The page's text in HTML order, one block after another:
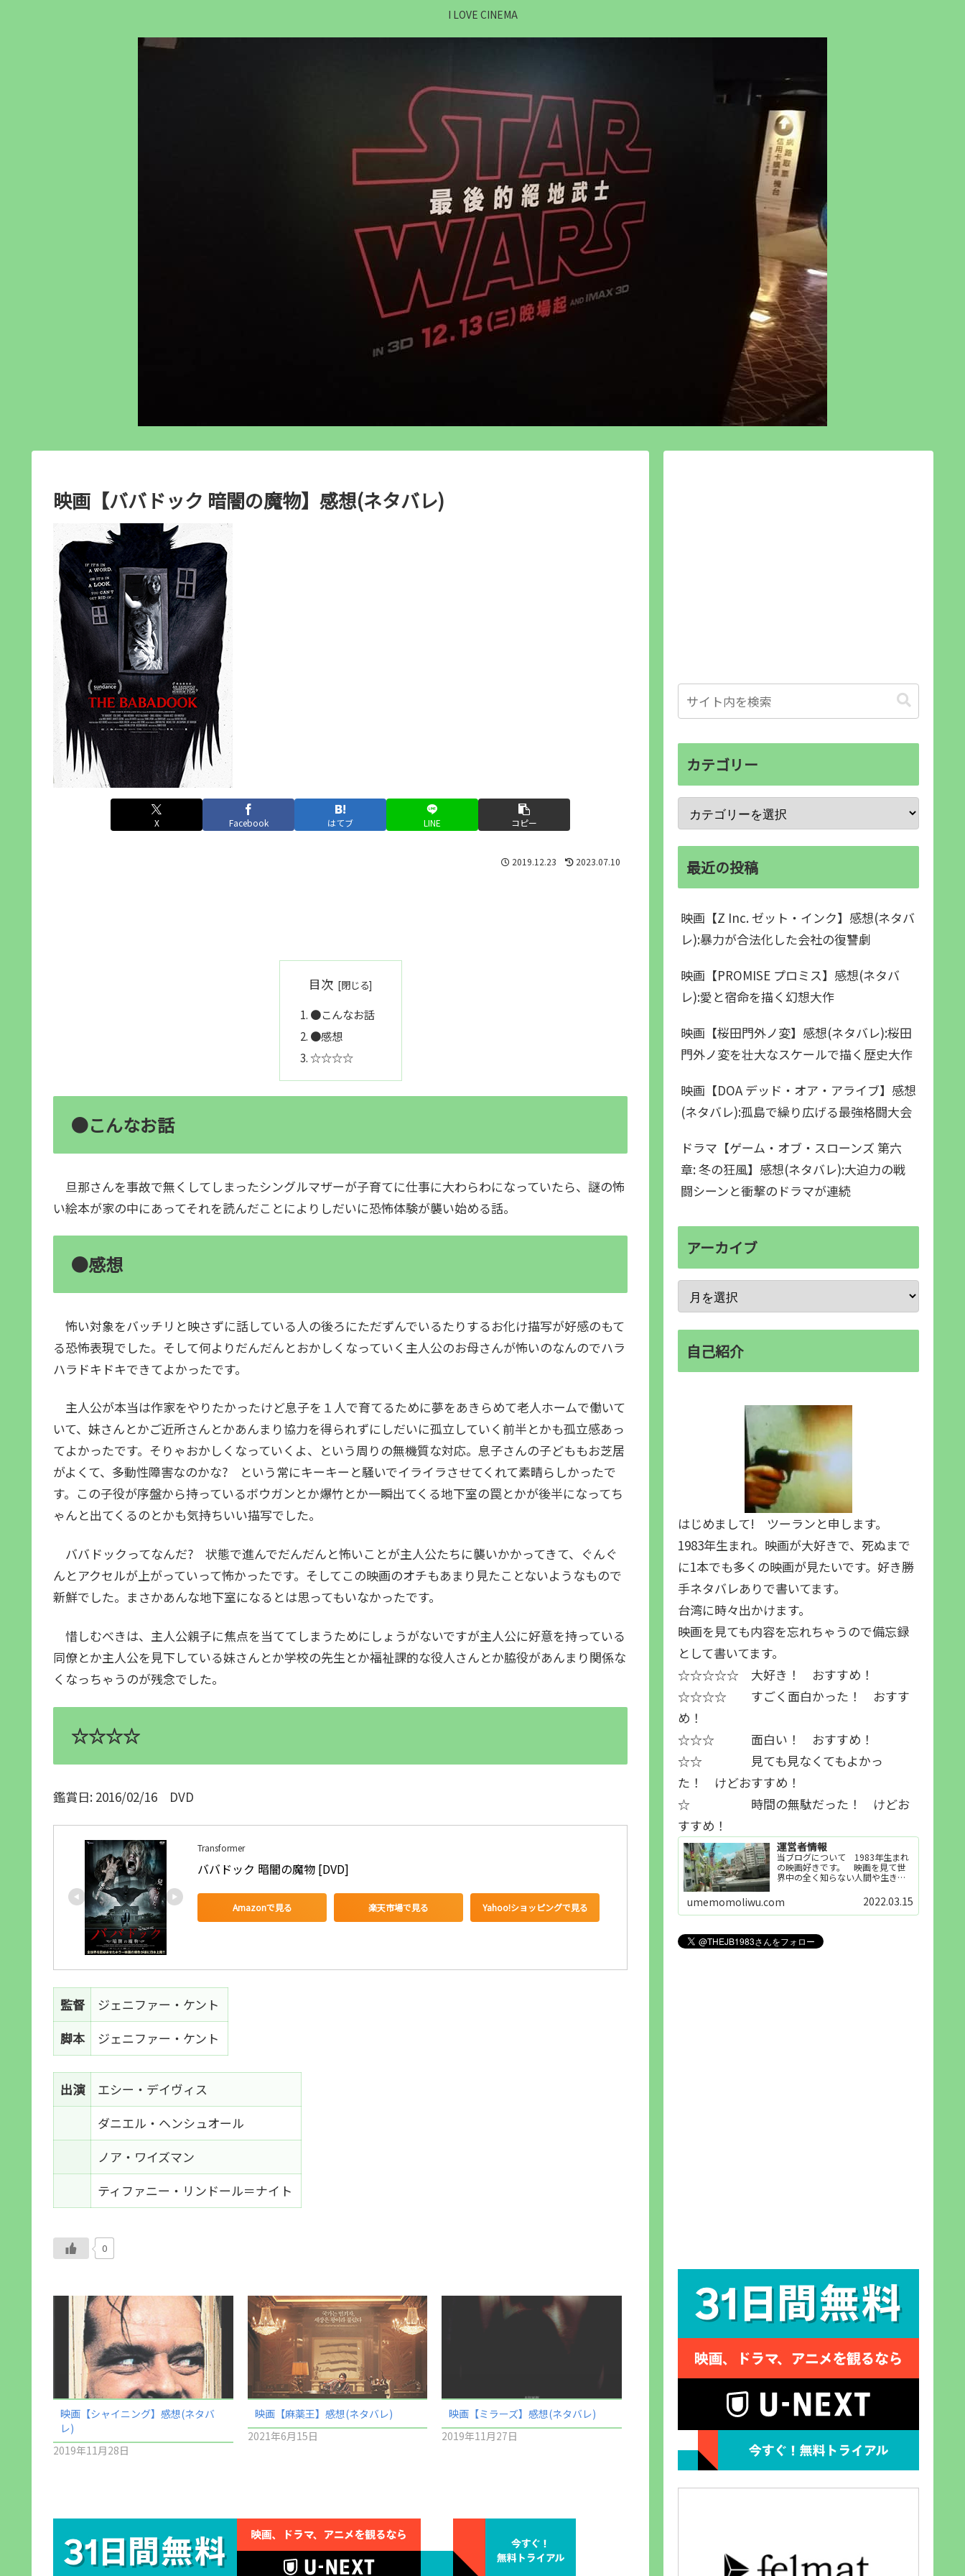
I LOVE CINEMA
映画【ババドック 暗闇の魔物】感想(ネタバレ)
X Facebook はてブ LINE コピー
2019.12.23 2023.07.10
目次
●こんなお話
●感想
☆☆☆☆
●こんなお話
旦那さんを事故で無くしてしまったシングルマザーが子育てに仕事に大わらわになっていたら、謎の怖
い絵本が家の中にあってそれを読んだことによりしだいに恐怖体験が襲い始める話。
●感想
怖い対象をバッチリと映さずに話している人の後ろにただずんでいるたりするお化け描写が好感のもて
る恐怖表現でした。そして何よりだんだんとおかしくなっていく主人公のお母さんが怖いのなんのでハラ
ハラドキドキできてよかったです。
主人公が本当は作家をやりたかったけど息子を１人で育てるために夢をあきらめて老人ホームで働いて
いて、妹さんとかご近所さんとかあんまり協力を得られずにしだいに孤立していく前半とかも孤立感あっ
てよかったです。そりゃおかしくなっていくよ、という周りの無機質な対応。息子さんの子どももお芝居
がよくて、多動性障害なのかな? という常にキーキーと騒いでイライラさせてくれて素晴らしかったで
す。この子役が序盤から持っているボウガンとか爆竹とか一瞬出てくる地下室の罠とかが後半になってち
ゃんと出てくるのとかも気持ちいい描写でした。
ババドックってなんだ? 状態で進んでだんだんと怖いことが主人公たちに襲いかかってきて、ぐんぐ
んとアクセルが上がっていって怖かったです。そしてこの映画のオチもあまり見たことないようなもので
新鮮でした。まさかあんな地下室になるとは思ってもいなかったです。
惜しむべきは、主人公親子に焦点を当ててしまうためにしょうがないですが主人公に好意を持っている
同僚とか主人公を見下している妹さんとか学校の先生とか福祉課的な役人さんとか脇役があんまり関係な
くなっちゃうのが残念でした。
☆☆☆☆
鑑賞日: 2016/02/16 DVD
Transformer
ババドック 暗闇の魔物 [DVD]
Amazonで見る 楽天市場で見る Yahoo!ショッピングで見る
監督
ジェニファー・ケント
脚本
ジェニファー・ケント
出演
エシー・デイヴィス
ダニエル・ヘンシュオール
ノア・ワイズマン
ティファニー・リンドール＝ナイト
0
映画【シャイニング】感想(ネタバ
レ)
2019年11月28日
映画【麻薬王】感想(ネタバレ)
2021年6月15日
映画【ミラーズ】感想(ネタバレ)
2019年11月27日
カテゴリー
最近の投稿
映画【Z Inc. ゼット・インク】感想(ネタバ
レ):暴力が合法化した会社の復讐劇
映画【PROMISE プロミス】感想(ネタバ
レ):愛と宿命を描く幻想大作
映画【桜田門外ノ変】感想(ネタバレ):桜田
門外ノ変を壮大なスケールで描く歴史大作
映画【DOA デッド・オア・アライブ】感想
(ネタバレ):孤島で繰り広げる最強格闘大会
ドラマ【ゲーム・オブ・スローンズ 第六
章: 冬の狂風】感想(ネタバレ):大迫力の戦
闘シーンと衝撃のドラマが連続
アーカイブ
自己紹介
はじめまして! ツーランと申します。
1983年生まれ。映画が大好きで、死ぬまで
に1本でも多くの映画が見たいです。好き勝
手ネタバレありで書いてます。
台湾に時々出かけます。
映画を見ても内容を忘れちゃうので備忘録
として書いてます。
☆☆☆☆☆ 大好き！ おすすめ！
☆☆☆☆ すごく面白かった！ おすす
め！
☆☆☆ 面白い！ おすすめ！
☆☆ 見ても見なくてもよかっ
た！ けどおすすめ！
☆ 時間の無駄だった！ けどお
すすめ！
運営者情報
当ブログについて 1983年生まれ
の映画好きです。 映画を見て世
界中の全く知らない人間や生き物
世界知らない世界に触れることが
好きで映画を見てます。「映画を
見られれば幸福度を高い」とわか
umemomoliwu.com 2022.03.15